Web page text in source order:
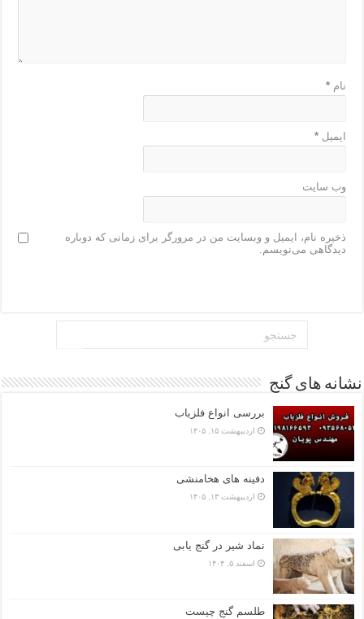
نام*
ایمیل*
وب‌ سایت
ذخیره نام، ایمیل و وبسایت من در مرورگر برای زمانی که دوباره
دیدگاهی می‌نویسم.
نشانه های گنج
بررسی انواع فلزیاب
اردیبهشت ۱۵, ۱۴۰۵
دفینه های هخامنشی
اردیبهشت ۱۳, ۱۴۰۵
نماد شیر در گنج یابی
اسفند ۵, ۱۴۰۴
طلسم گنج چیست